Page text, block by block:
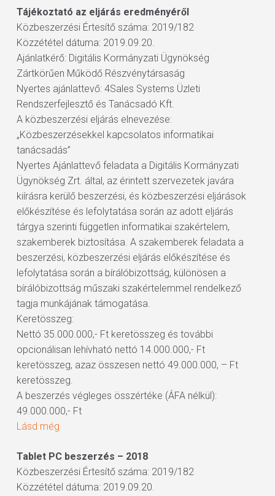
Tájékoztató az eljárás eredményéről
Közbeszerzési Értesítő száma: 2019/182
Közzététel dátuma: 2019.09.20.
Ajánlatkérő: Digitális Kormányzati Ügynökség
Zártkörűen Működő Részvénytársaság
Nyertes ajánlattevő: 4Sales Systems Üzleti
Rendszerfejlesztő és Tanácsadó Kft.
A közbeszerzési eljárás elnevezése:
„Közbeszerzésekkel kapcsolatos informatikai
tanácsadás”
Nyertes Ajánlattevő feladata a Digitális Kormányzati
Ügynökség Zrt. által, az érintett szervezetek javára
kiírásra kerülő beszerzési, és közbeszerzési eljárások
előkészítése és lefolytatása során az adott eljárás
tárgya szerinti független informatikai szakértelem,
szakemberek biztosítása. A szakemberek feladata a
beszerzési, közbeszerzési eljárás előkészítése és
lefolytatása során a bírálóbizottság, különösen a
bírálóbizottság műszaki szakértelemmel rendelkező
tagja munkájának támogatása.
Keretösszeg:
Nettó 35.000.000,- Ft keretösszeg és további
opcionálisan lehívható nettó 14.000.000,- Ft
keretösszeg, azaz összesen nettó 49.000.000, – Ft
keretösszeg.
A beszerzés végleges összértéke (ÁFA nélkül):
49.000.000,- Ft
Lásd még
Tablet PC beszerzés – 2018
Közbeszerzési Értesítő száma: 2019/182
Közzététel dátuma: 2019.09.20.